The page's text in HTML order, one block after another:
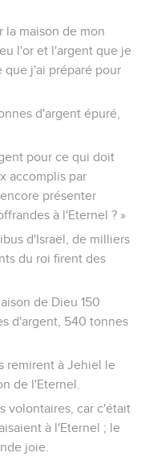
la maison de mon
l'or et l'argent que je
que j'ai préparé pour
d'argent épuré,
pour ce qui doit
accomplis par
présenter
à l'Eternel ? »
d'Israël, de milliers
du roi firent des
de Dieu 150
d'argent, 540 tonnes
remirent à Jehiel le
de l'Eternel.
volontaires, car c'était
à l'Eternel ; le
joie.